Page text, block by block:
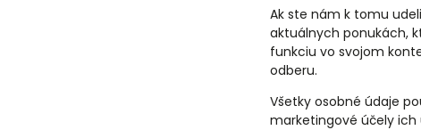
Ak ste nám k tomu
aktuálnych ponukách,
funkciu vo svojom
odberu.
Všetky osobné údaje
marketingové účely ich